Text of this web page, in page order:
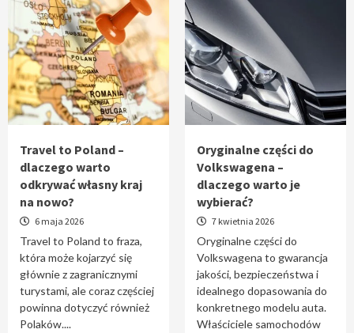
4
Czy sztuczna inteligencja wyprze pracę
geodety w przyszłości?
5
Tworzenie aplikacji internetowych – jak
powstają nowoczesne rozwiązania cyfrowe
1
Travel to Poland – dlaczego warto odkrywać
własny kraj na nowo?
2
Oryginalne części do Volkswagena –
dlaczego warto je wybierać?
Travel to Poland –
dlaczego warto
odkrywać własny kraj
na nowo?
6 maja 2026
Travel to Poland to fraza,
która może kojarzyć się
głównie z zagranicznymi
turystami, ale coraz częściej
powinna dotyczyć również
Polaków....
Oryginalne części do
Volkswagena –
dlaczego warto je
wybierać?
7 kwietnia 2026
Oryginalne części do
Volkswagena to gwarancja
jakości, bezpieczeństwa i
idealnego dopasowania do
konkretnego modelu auta.
Właściciele samochodów